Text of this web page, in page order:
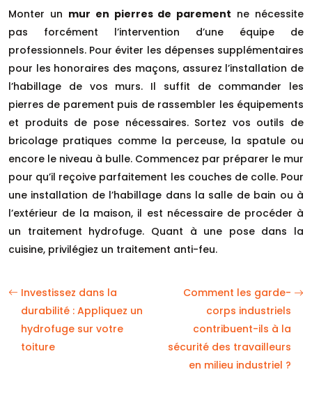
Monter un mur en pierres de parement ne nécessite
pas forcément l’intervention d’une équipe de
professionnels. Pour éviter les dépenses supplémentaires
pour les honoraires des maçons, assurez l’installation de
l’habillage de vos murs. Il suffit de commander les
pierres de parement puis de rassembler les équipements
et produits de pose nécessaires. Sortez vos outils de
bricolage pratiques comme la perceuse, la spatule ou
encore le niveau à bulle. Commencez par préparer le mur
pour qu’il reçoive parfaitement les couches de colle. Pour
une installation de l’habillage dans la salle de bain ou à
l’extérieur de la maison, il est nécessaire de procéder à
un traitement hydrofuge. Quant à une pose dans la
cuisine, privilégiez un traitement anti-feu.
Investissez dans la
durabilité : Appliquez un
hydrofuge sur votre
toiture
Comment les garde-
corps industriels
contribuent-ils à la
sécurité des travailleurs
en milieu industriel ?